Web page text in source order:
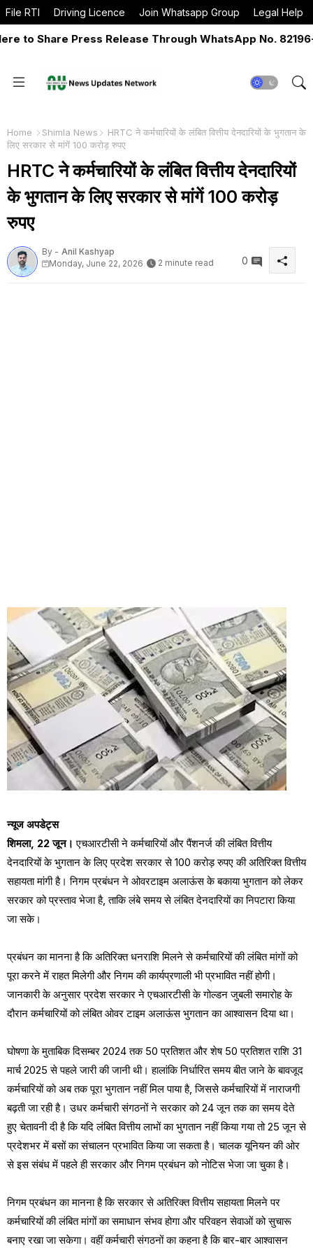
File RTI Driving Licence Join Whatsapp Group Legal Help
Share Press Release Through WhatsApp No. 82196-
Home Shimla News
HRTC ने कर्मचारियों के लंबित वित्तीय देनदारियों के भुगतान के
लिए सरकार से मांगें 100 करोड़ रुपए
HRTC ने कर्मचारियों के लंबित वित्तीय देनदारियों
के भुगतान के लिए सरकार से मांगें 100 करोड़
रुपए
By - Anil Kashyap
Monday, June 22, 2026
2 minute read 0
न्यूज अपडेट्स
शिमला, 22 जून।एचआरटीसी ने कर्मचारियों और पैंशनर्ज की लंबित वित्तीय
देनदारियों के भुगतान के लिए प्रदेश सरकार से 100 करोड़ रुपए की अतिरिक्त वित्तीय
सहायता मांगी है। निगम प्रबंधन ने ओवरटाइम अलाऊंस के बकाया भुगतान को लेकर
सरकार को प्रस्ताव भेजा है, ताकि लंबे समय से लंबित देनदारियों का निपटारा किया
जा सके।
प्रबंधन का मानना है कि अतिरिक्त धनराशि मिलने से कर्मचारियों की लंबित मांगों को
पूरा करने में राहत मिलेगी और निगम की कार्यप्रणाली भी प्रभावित नहीं होगी।
जानकारी के अनुसार प्रदेश सरकार ने एचआरटीसी के गोल्डन जुबली समारोह के
दौरान कर्मचारियों को लंबित ओवर टाइम अलाऊंस भुगतान का आश्वासन दिया था।
घोषणा के मुताबिक दिसम्बर 2024 तक 50 प्रतिशत और शेष 50 प्रतिशत राशि 31
मार्च 2025 से पहले जारी की जानी थी। हालांकि निर्धारित समय बीत जाने के बावजूद
कर्मचारियों को अब तक पूरा भुगतान नहीं मिल पाया है, जिससे कर्मचारियों में नाराजगी
बढ़ती जा रही है। उधर कर्मचारी संगठनों ने सरकार को 24 जून तक का समय देते
हुए चेतावनी दी है कि यदि लंबित वित्तीय लाभों का भुगतान नहीं किया गया तो 25 जून से
प्रदेशभर में बसों का संचालन प्रभावित किया जा सकता है। चालक यूनियन की ओर
से इस संबंध में पहले ही सरकार और निगम प्रबंधन को नोटिस भेजा जा चुका है।
निगम प्रबंधन का मानना है कि सरकार से अतिरिक्त वित्तीय सहायता मिलने पर
कर्मचारियों की लंबित मांगों का समाधान संभव होगा और परिवहन सेवाओं को सुचारू
बनाए रखा जा सकेगा। वहीं कर्मचारी संगठनों का कहना है कि बार-बार आश्वासन